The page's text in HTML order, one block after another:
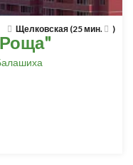
Щелковская (25 мин. )